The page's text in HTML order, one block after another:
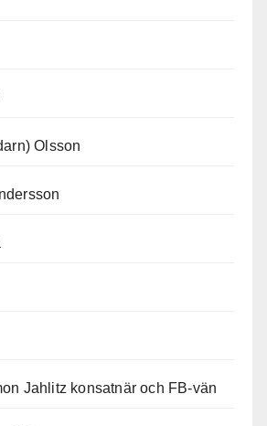
Olsson
Jahlitz konsatnär och FB-vän